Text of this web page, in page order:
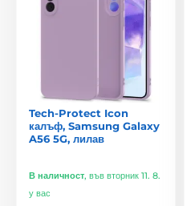
Tech-Protect Icon
калъф, Samsung Galaxy
A56 5G, лилав
В наличност, във вторник 11. 8.
у вас